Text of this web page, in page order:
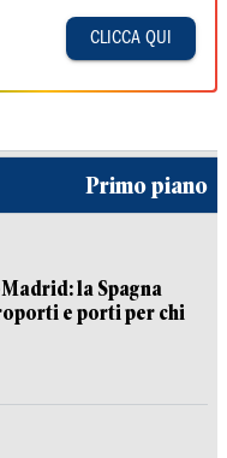
CLICCA QUI
Primo piano
la Spagna
e porti per chi